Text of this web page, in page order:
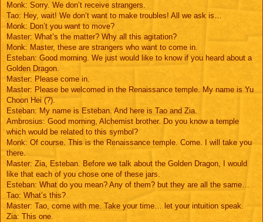
Monk: Sorry. We don’t receive strangers.
Tao: Hey, wait! We don’t want to make troubles! All we ask is…
Monk: Don’t you want to move?
Master: What’s the matter? Why all this agitation?
Monk: Master, these are strangers who want to come in.
Esteban: Good morning. We just would like to know if you heard about a
Golden Dragon.
Master: Please come in.
Master: Please be welcomed in the Renaissance temple. My name is Yu
Choon Hei (?).
Esteban: My name is Esteban. And here is Tao and Zia.
Ambrosius: Good morning, Alchemist brother. Do you know a temple
which would be related to this symbol?
Monk: Of course. This is the Renaissance temple. Come. I will take you
there.
Master: Zia, Esteban. Before we talk about the Golden Dragon, I would
like that each of you chose one of these jars.
Esteban: What do you mean? Any of them? but they are all the same…
Tao: What’s this?
Master: Tao, come with me. Take your time… let your intuition speak.
Zia: This one.